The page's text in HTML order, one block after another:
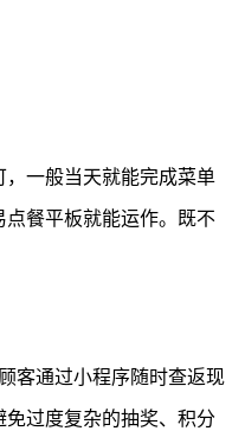
一般当天就能完成菜单
点餐平板就能运作。既不
客通过小程序随时查返现
免过度复杂的抽奖、积分